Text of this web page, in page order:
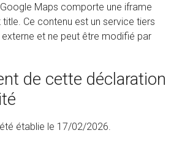
Maps comporte une iframe
Ce contenu est un service tiers
et ne peut être modifié par
de cette déclaration
établie le 17/02/2026.